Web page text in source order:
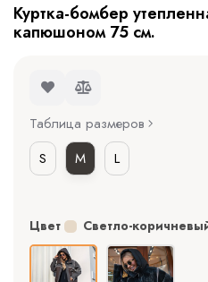
Куртка-бомбер
капюшоном 75 см.
Таблица размеров
S
M L
Цвет Светло-